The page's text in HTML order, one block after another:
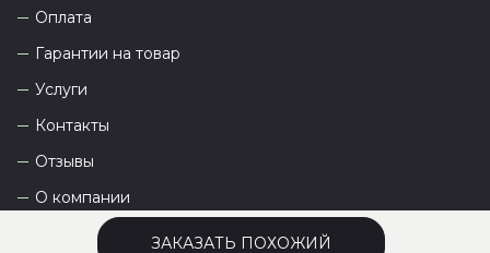
ЗАКАЗАТЬ ПОХОЖИЙ
Оплата
Гарантии на товар
Услуги
Контакты
Отзывы
О компании